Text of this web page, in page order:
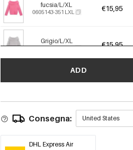
fucsia/L/XL
0605143-351 LXL €15,95
Grigio/L/XL
0605143-901 LXL €15,95
0605143-051 SM €15,95
0605143-051 LXL €15,95
ADD
Consegna: United States
DHL Express Air